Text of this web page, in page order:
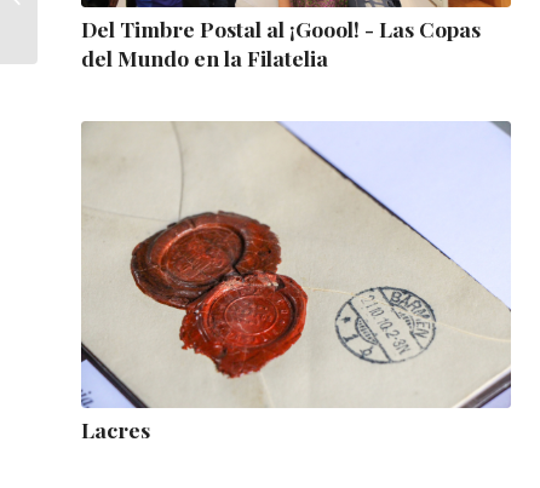
Del Timbre Postal al ¡Goool! - Las Copas
del Mundo en la Filatelia
Lacres
timbres postales 1910-